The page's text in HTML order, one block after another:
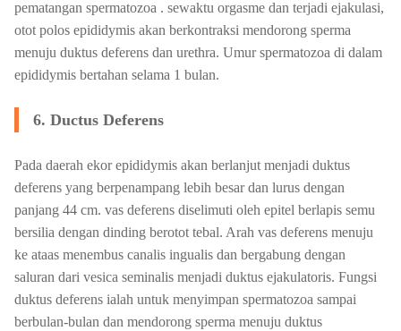
pematangan spermatozoa . sewaktu orgasme dan terjadi ejakulasi,
otot polos epididymis akan berkontraksi mendorong sperma
menuju duktus deferens dan urethra. Umur spermatozoa di dalam
epididymis bertahan selama 1 bulan.
6. Ductus Deferens
Pada daerah ekor epididymis akan berlanjut menjadi duktus
deferens yang berpenampang lebih besar dan lurus dengan
panjang 44 cm. vas deferens diselimuti oleh epitel berlapis semu
bersilia dengan dinding berotot tebal. Arah vas deferens menuju
ke ataas menembus canalis ingualis dan bergabung dengan
saluran dari vesica seminalis menjadi duktus ejakulatoris. Fungsi
duktus deferens ialah untuk menyimpan spermatozoa sampai
berbulan-bulan dan mendorong sperma menuju duktus